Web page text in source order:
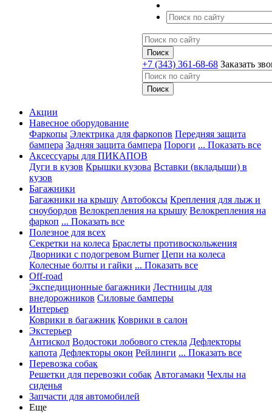
+7 (343) 361-68-68 Заказать
Акции
Навесное оборудование
Фаркопы Электрика для фаркопов Передняя защита
бампера Задняя защита бампера Пороги ... Показать все
Аксессуары для ПИКАПОВ
Дуги в кузов Крышки кузова Вставки (вкладыши) в
кузов
Багажники
Багажники на крышу Автобоксы Крепления для лыж и
сноубордов Велокрепления на крышу Велокрепления на
фаркоп ... Показать все
Полезное для всех
Секретки на колеса Браслеты противоскольжения
Дворники с подогревом Burner Цепи на колеса
Колесные болты и гайки ... Показать все
Off-road
Экспедиционные багажники Лестницы для
внедорожников Силовые бамперы
Интерьер
Коврики в багажник Коврики в салон
Экстерьер
Антискол Водостоки лобового стекла Дефлекторы
капота Дефлекторы окон Рейлинги ... Показать все
Перевозка собак
Решетки для перевозки собак Автогамаки Чехлы на
сиденья
Запчасти для автомобилей
Еще